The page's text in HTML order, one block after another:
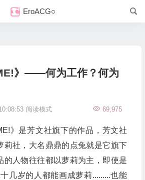
EroACG○
》——何为工作？何为
69,975
阅读模式
》是芳文社旗下的作品，芳文社
莉社，大名鼎鼎的点兔就是它旗下
的人物往往都以萝莉为主，即使是
几岁的人都能画成萝莉.........也能